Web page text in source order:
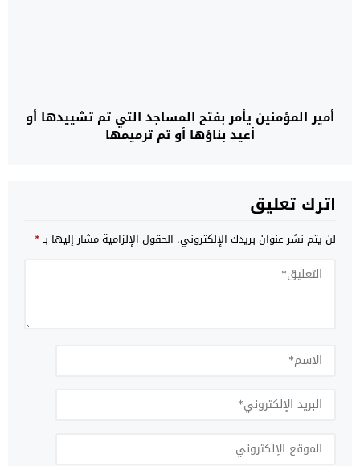
أمير المؤمنين يأمر بفتح المساجد التي تم تشييدها أو
أعيد بناؤها أو تم ترميمها
اترك تعليق
لن يتم نشر عنوان بريدك الإلكتروني. الحقول الإلزامية مشار إليها بـ*